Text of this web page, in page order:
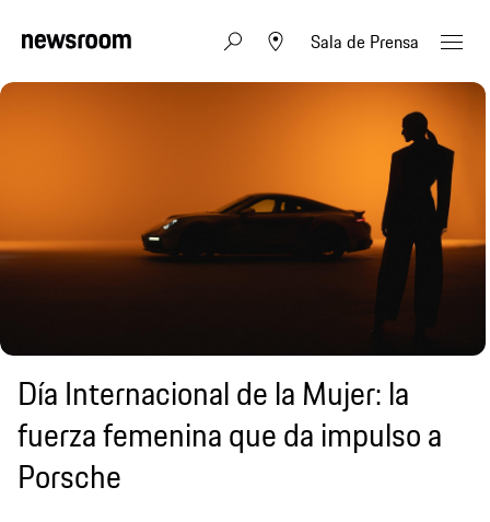
Sala de Prensa
Día Internacional de la Mujer: la
fuerza femenina que da impulso a
Porsche